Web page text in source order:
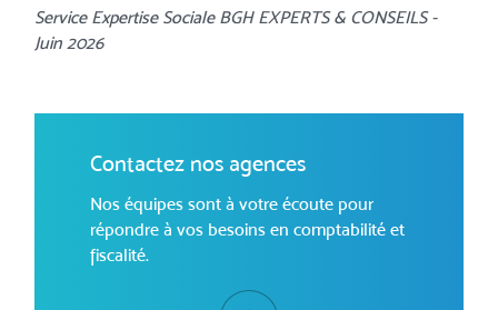
Service Expertise Sociale BGH EXPERTS & CONSEILS -
Juin 2026
Contactez nos agences
Nos équipes sont à votre écoute pour
répondre à vos besoins en comptabilité et
fiscalité.